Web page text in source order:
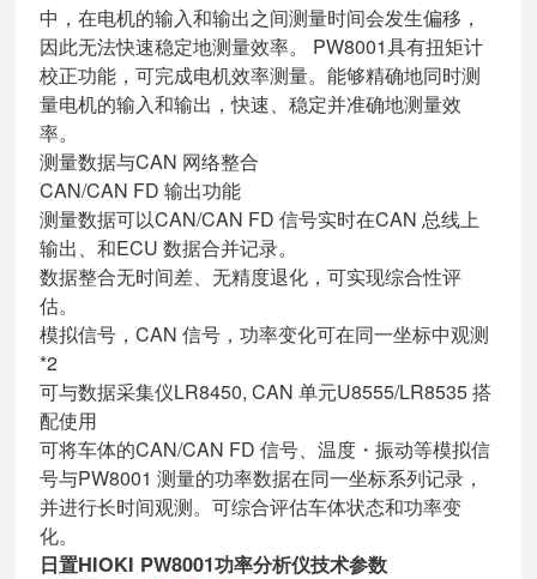
中，在电机的输入和输出之间测量时间会发生偏移，
因此无法快速稳定地测量效率。 PW8001具有扭矩计
校正功能，可完成电机效率测量。能够精确地同时测
量电机的输入和输出，快速、稳定并准确地测量效
率。
测量数据与CAN 网络整合
CAN/CAN FD 输出功能
测量数据可以CAN/CAN FD 信号实时在CAN 总线上
输出、和ECU 数据合并记录。
数据整合无时间差、无精度退化，可实现综合性评
估。
模拟信号，CAN 信号，功率变化可在同一坐标中观测
*2
可与数据采集仪LR8450, CAN 单元U8555/LR8535 搭
配使用
可将车体的CAN/CAN FD 信号、温度・振动等模拟信
号与PW8001 测量的功率数据在同一坐标系列记录，
并进行长时间观测。可综合评估车体状态和功率变
化。
日置HIOKI PW8001功率分析仪技术参数